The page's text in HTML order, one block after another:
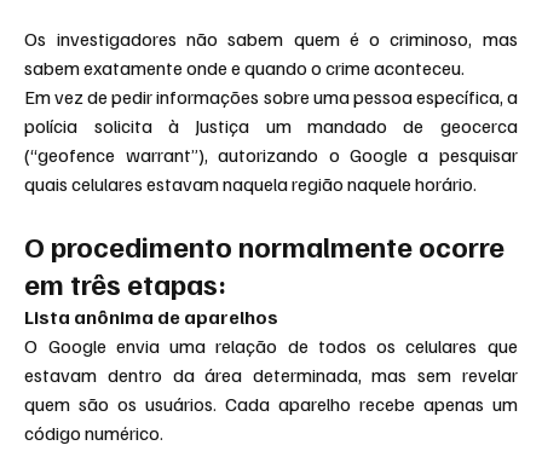
Os investigadores não sabem quem é o criminoso, mas
sabem exatamente onde e quando o crime aconteceu.
Em vez de pedir informações sobre uma pessoa específica, a
polícia solicita à Justiça um mandado de geocerca
(“geofence warrant”), autorizando o Google a pesquisar
quais celulares estavam naquela região naquele horário.
O procedimento normalmente ocorre
em três etapas:
Lista anônima de aparelhos
O Google envia uma relação de todos os celulares que
estavam dentro da área determinada, mas sem revelar
quem são os usuários. Cada aparelho recebe apenas um
código numérico.